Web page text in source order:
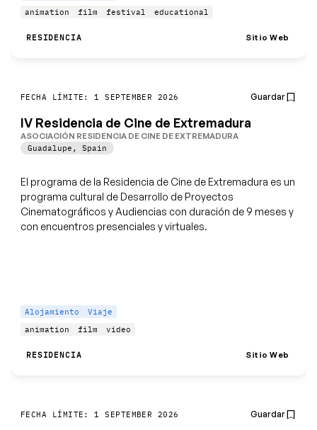
animation
film festival educational
RESIDENCIA Sitio Web
FECHA LÍMITE: 1 SEPTEMBER 2026 Guardar
IV Residencia de Cine de Extremadura
ASOCIACIÓN RESIDENCIA DE CINE DE EXTREMADURA
Guadalupe , Spain
El programa de la Residencia de Cine de Extremadura es un
programa cultural de Desarrollo de Proyectos
Cinematográficos y Audiencias con duración de 9 meses y
con encuentros presenciales y virtuales.
Alojamiento
Viaje
animation
film video
RESIDENCIA Sitio Web
FECHA LÍMITE: 1 SEPTEMBER 2026 Guardar